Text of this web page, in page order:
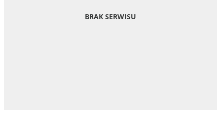
BRAK SERWISU